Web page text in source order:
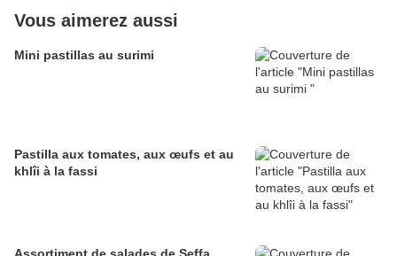
Vous aimerez aussi
Mini pastillas au surimi
Pastilla aux tomates, aux œufs et au
khlîi à la fassi